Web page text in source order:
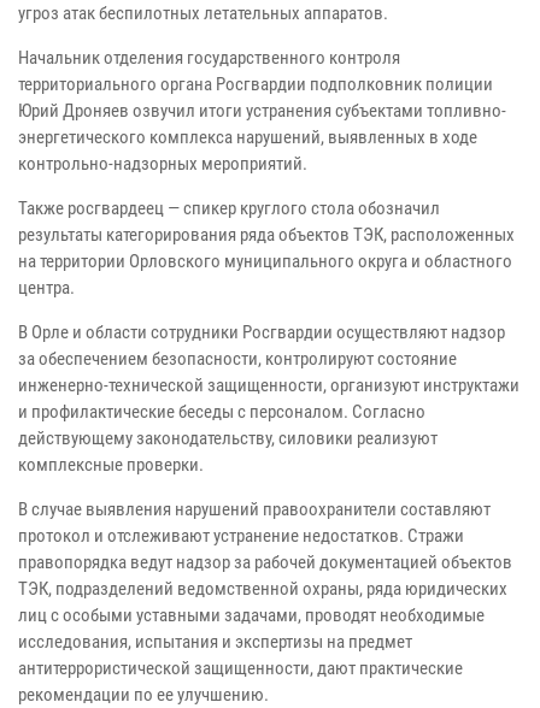
угроз атак беспилотных летательных аппаратов.
Начальник отделения государственного контроля
территориального органа Росгвардии подполковник полиции
Юрий Дроняев озвучил итоги устранения субъектами топливно-
энергетического комплекса нарушений, выявленных в ходе
контрольно-надзорных мероприятий.
Также росгвардеец — спикер круглого стола обозначил
результаты категорирования ряда объектов ТЭК, расположенных
на территории Орловского муниципального округа и областного
центра.
В Орле и области сотрудники Росгвардии осуществляют надзор
за обеспечением безопасности, контролируют состояние
инженерно-технической защищенности, организуют инструктажи
и профилактические беседы с персоналом. Согласно
действующему законодательству, силовики реализуют
комплексные проверки.
В случае выявления нарушений правоохранители составляют
протокол и отслеживают устранение недостатков. Стражи
правопорядка ведут надзор за рабочей документацией объектов
ТЭК, подразделений ведомственной охраны, ряда юридических
лиц с особыми уставными задачами, проводят необходимые
исследования, испытания и экспертизы на предмет
антитеррористической защищенности, дают практические
рекомендации по ее улучшению.